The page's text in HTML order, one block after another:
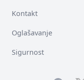
Kontakt
Oglašavanje
Sigurnost